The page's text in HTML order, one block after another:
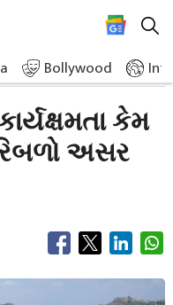
Bollywood
Efficiency Decrease Every Year
કેમ
અસર